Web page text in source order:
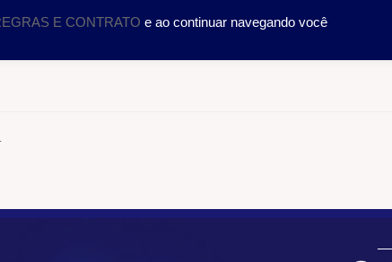
CURSOS SERVIÇOS CIENTÍFICO TRATAMENTO
E CONTRATO e ao continuar navegando você